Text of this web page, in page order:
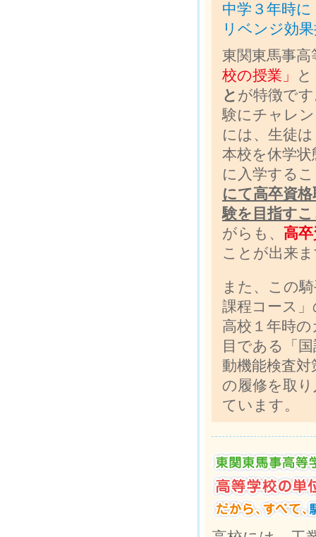
中学３年時
リベンジ効
東関東馬事
校の授業」
と
と が特徴で
験にチャレ
には、生徒
本校を休学
に入学する
にて高卒資
験を目指す
がらも、 高
ことが出来
また、この
課程コース
高校１年時
目である「
動機能検査
の履修を取
ています。